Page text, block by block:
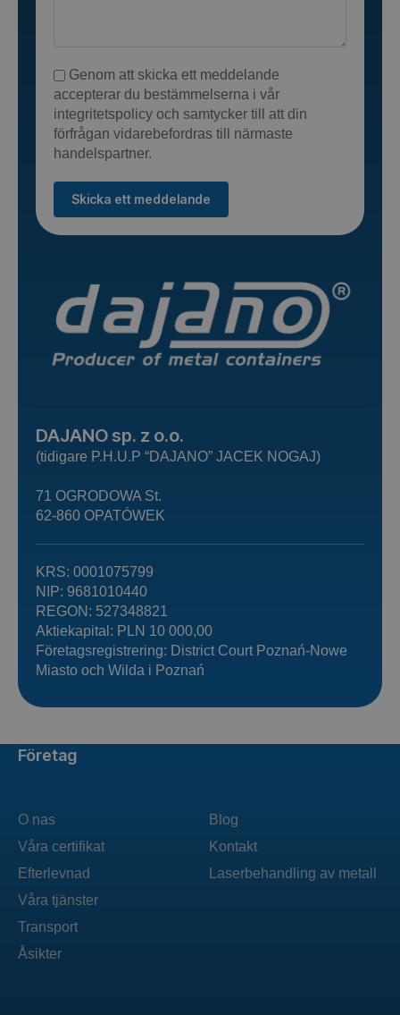
Genom att skicka ett meddelande
accepterar du bestämmelserna i vår
integritetspolicy och samtycker till att din
förfrågan vidarebefordras till närmaste
handelspartner.
Skicka ett meddelande
DAJANO sp. z o.o.
(tidigare P.H.U.P “DAJANO” JACEK NOGAJ)
71 OGRODOWA St.
62-860 OPATÓWEK
KRS: 0001075799
NIP: 9681010440
REGON: 527348821
Aktiekapital: PLN 10 000,00
Företagsregistrering: District Court Poznań-Nowe
Miasto och Wilda i Poznań
Företag
O nas
Våra certifikat
Efterlevnad
Våra tjänster
Transport
Åsikter
Blog
Kontakt
Laserbehandling av metall